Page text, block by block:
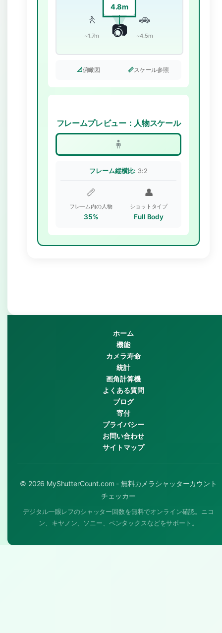
📷
4.8m
🚶
~1.7m
🚗
~4.5m
📐俯瞰図 📏スケール参照
フレームプレビュー：人物スケール
🧍
フレーム縦横比: 3:2
📏
フレーム内の人物
35%
👤
ショットタイプ
Full Body
ホーム
機能
カメラ寿命
統計
画角計算機
よくある質問
ブログ
寄付
プライバシー
お問い合わせ
サイトマップ
© 2026 MyShutterCount.com - 無料カメラシャッターカウント
チェッカー
デジタル一眼レフのシャッター回数を無料でオンライン確認。ニコ
ン、キヤノン、ソニー、ペンタックスなどをサポート。